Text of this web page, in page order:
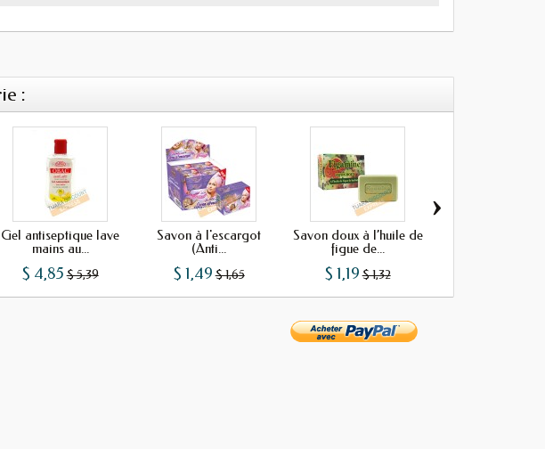
:
Gel antiseptique lave
mains au...
$ 4,85 $ 5,39
Savon à l'escargot
(Anti...
$ 1,49 $ 1,65
Savon doux à l’huile de
figue de...
$ 1,19 $ 1,32
›